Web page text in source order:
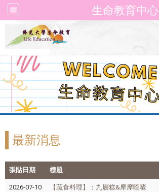
生命教育中心
最新消息
張貼日期 標題
2026-07-10
【蔬食料理】：九層糕&摩摩喳喳